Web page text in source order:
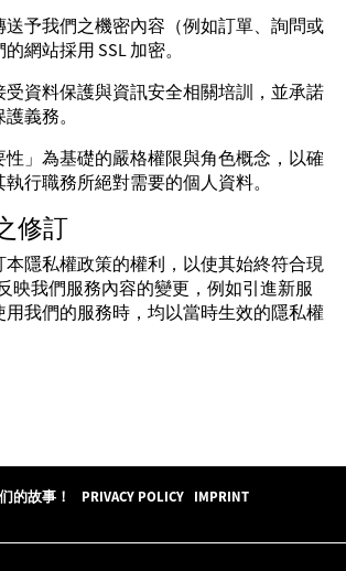
予我們之機密內容（例如訂單、詢問或
網站採用 SSL 加密。
資料保護與資訊安全相關培訓，並承諾
義務。
」為基礎的嚴格權限與角色概念，以確
行職務所絕對需要的個人資料。
修訂
隱私權政策的權利，以使其始終符合現
映我們服務內容的變更，例如引進新服
我們的服務時，均以當時生效的隱私權
的故事！ PRIVACY POLICY IMPRINT